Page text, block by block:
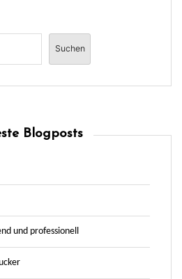
Suchen
Blogposts
und professionell